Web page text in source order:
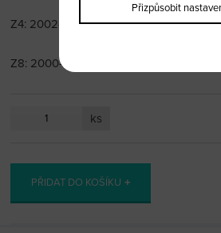
Z4: 2002-2006
Z8: 2000-2003
ks
PŘIDAT DO KOŠÍKU
Přizpůsobit